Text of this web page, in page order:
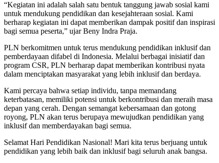
“Kegiatan ini adalah salah satu bentuk tanggung jawab sosial kami
untuk mendukung pendidikan dan kesejahteraan sosial. Kami
berharap kegiatan ini dapat memberikan dampak positif dan inspirasi
bagi semua peserta,” ujar Beny Indra Praja.
PLN berkomitmen untuk terus mendukung pendidikan inklusif dan
pemberdayaan difabel di Indonesia. Melalui berbagai inisiatif dan
program CSR, PLN berharap dapat memberikan kontribusi nyata
dalam menciptakan masyarakat yang lebih inklusif dan berdaya.
Kami percaya bahwa setiap individu, tanpa memandang
keterbatasan, memiliki potensi untuk berkontribusi dan meraih masa
depan yang cerah. Dengan semangat kebersamaan dan gotong
royong, PLN akan terus berupaya mewujudkan pendidikan yang
inklusif dan memberdayakan bagi semua.
Selamat Hari Pendidikan Nasional! Mari kita terus berjuang untuk
pendidikan yang lebih baik dan inklusif bagi seluruh anak bangsa.